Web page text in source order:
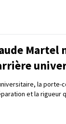
la porte-
et la rigueur